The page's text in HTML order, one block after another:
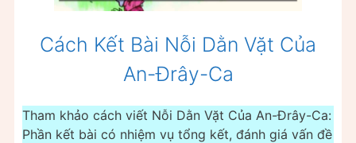
Cách Kết Bài Nỗi Dằn Vặt Của
An-Đrây-Ca
Tham khảo cách viết Nỗi Dằn Vặt Của An-Đrây-Ca:
Phần kết bài có nhiệm vụ tổng kết, đánh giá vấn đề